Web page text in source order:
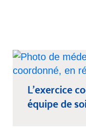
L’exercice
équipe de